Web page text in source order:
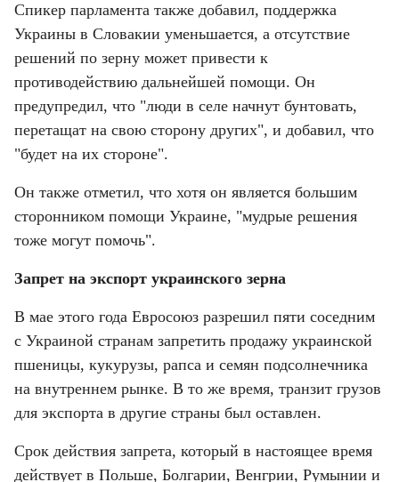
Спикер парламента также добавил, поддержка
Украины в Словакии уменьшается, а отсутствие
решений по зерну может привести к
противодействию дальнейшей помощи. Он
предупредил, что "люди в селе начнут бунтовать,
перетащат на свою сторону других", и добавил, что
"будет на их стороне".
Он также отметил, что хотя он является большим
сторонником помощи Украине, "мудрые решения
тоже могут помочь".
Запрет на экспорт украинского зерна
В мае этого года Евросоюз разрешил пяти соседним
с Украиной странам запретить продажу украинской
пшеницы, кукурузы, рапса и семян подсолнечника
на внутреннем рынке. В то же время, транзит грузов
для экспорта в другие страны был оставлен.
Срок действия запрета, который в настоящее время
действует в Польше, Болгарии, Венгрии, Румынии и